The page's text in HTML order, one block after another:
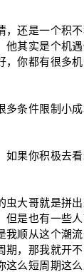
，还是一个积
他其实是个机
，你都有很多
多条件限制小
如果你积极去
虫大哥就是拼
但是也有一些
我顺从这个潮
期，那我就开
这么短周期这